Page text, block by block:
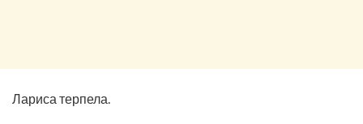
Лариса терпела.